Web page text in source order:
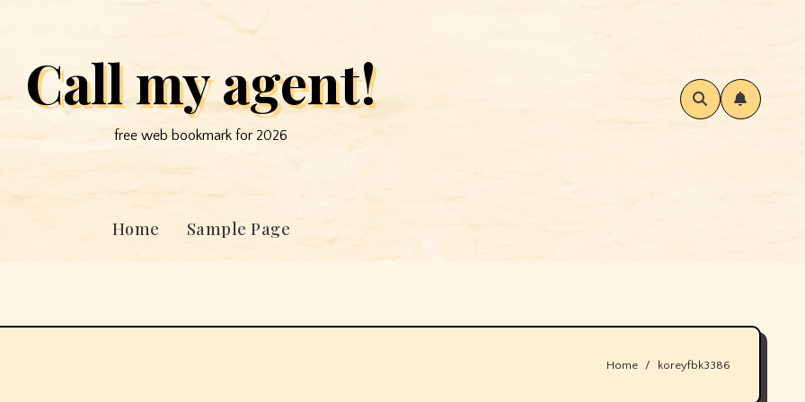
Call my agent!
free web bookmark for 2026
Home Sample Page
Home koreyfbk3386